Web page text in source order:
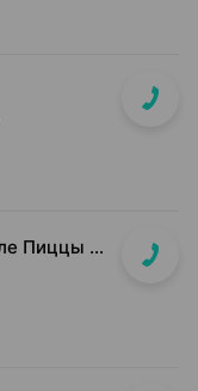
ул. Маяковского, д. 10, пом. 13 (возле Пиццы Мании)